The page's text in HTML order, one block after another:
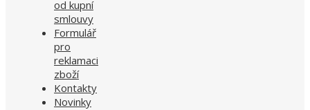
od kupní
smlouvy
Formulář
pro
reklamaci
zboží
Kontakty
Novinky